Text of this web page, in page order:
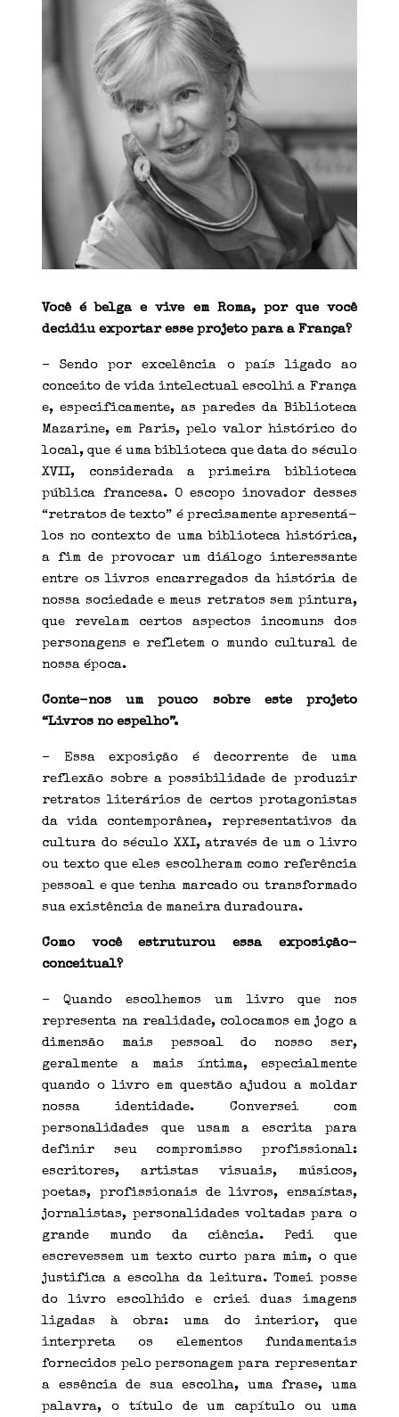
Você é belga e vive em Roma, por que você
decidiu exportar esse projeto para a França?
– Sendo por excelência o país ligado ao
conceito de vida intelectual escolhi a França
e, especificamente, as paredes da Biblioteca
Mazarine, em Paris, pelo valor histórico do
local, que é uma biblioteca que data do século
XVII, considerada a primeira biblioteca
pública francesa. O escopo inovador desses
“retratos de texto” é precisamente apresentá-
los no contexto de uma biblioteca histórica,
a fim de provocar um diálogo interessante
entre os livros encarregados da história de
nossa sociedade e meus retratos sem pintura,
que revelam certos aspectos incomuns dos
personagens e refletem o mundo cultural de
nossa época.
Conte-nos um pouco sobre este projeto
“Livros no espelho”.
– Essa exposição é decorrente de uma
reflexão sobre a possibilidade de produzir
retratos literários de certos protagonistas
da vida contemporânea, representativos da
cultura do século XXI, através de um o livro
ou texto que eles escolheram como referência
pessoal e que tenha marcado ou transformado
sua existência de maneira duradoura.
Como você estruturou essa exposição-
conceitual?
– Quando escolhemos um livro que nos
representa na realidade, colocamos em jogo a
dimensão mais pessoal do nosso ser,
geralmente a mais íntima, especialmente
quando o livro em questão ajudou a moldar
nossa identidade. Conversei com
personalidades que usam a escrita para
definir seu compromisso profissional:
escritores, artistas visuais, músicos,
poetas, profissionais de livros, ensaístas,
jornalistas, personalidades voltadas para o
grande mundo da ciência. Pedi que
escrevessem um texto curto para mim, o que
justifica a escolha da leitura. Tomei posse
do livro escolhido e criei duas imagens
ligadas à obra: uma do interior, que
interpreta os elementos fundamentais
fornecidos pelo personagem para representar
a essência de sua escolha, uma frase, uma
palavra, o título de um capítulo ou uma